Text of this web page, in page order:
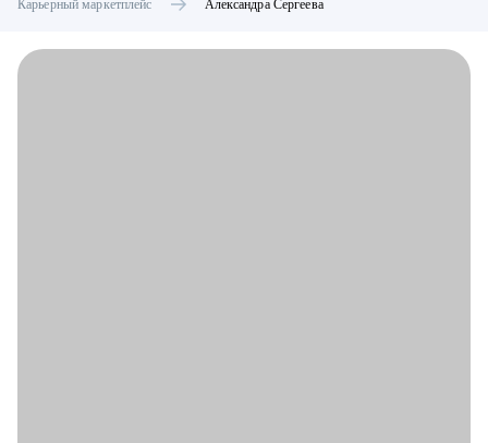
Карьерный маркетплейс Александра Сергеева